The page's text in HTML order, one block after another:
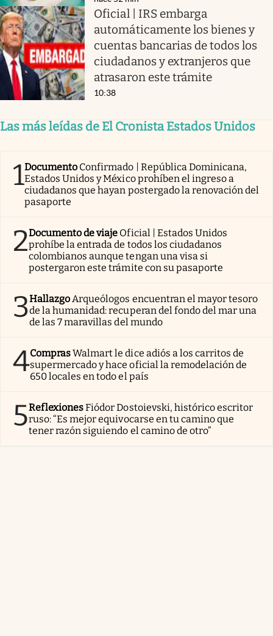
Oficial | IRS embarga
automáticamente los bienes y
cuentas bancarias de todos los
ciudadanos y extranjeros que
atrasaron este trámite
10:38
Las más leídas de El Cronista Estados Unidos
1Documento Confirmado | República Dominicana,
Estados Unidos y México prohíben el ingreso a
ciudadanos que hayan postergado la renovación del
pasaporte
2Documento de viaje Oficial | Estados Unidos
prohíbe la entrada de todos los ciudadanos
colombianos aunque tengan una visa si
postergaron este trámite con su pasaporte
3HallazgoArqueólogos encuentran el mayor tesoro
de la humanidad: recuperan del fondo del mar una
de las 7 maravillas del mundo
4ComprasWalmart le dice adiós a los carritos de
supermercado y hace oficial la remodelación de
650 locales en todo el país
5ReflexionesFiódor Dostoievski, histórico escritor
ruso: “Es mejor equivocarse en tu camino que
tener razón siguiendo el camino de otro”